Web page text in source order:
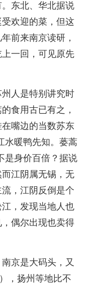
东北、华北据说
欢迎的菜，但这
前来南京读研，
一回，可见原先
人是特别讲究时
食用古已有之，
嘴边的当数苏东
水暖鸭先知。蒌蒿
是身价百倍？据说
江阴属无锡，无
，江阴反倒是个
，发现当地人也
偶尔出现也卖得
京是大码头，又
，扬州等地比不